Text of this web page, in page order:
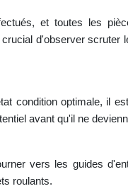
et toutes les
d'observer
condition optimale, il
avant qu'il ne
vers les guides
roulants.